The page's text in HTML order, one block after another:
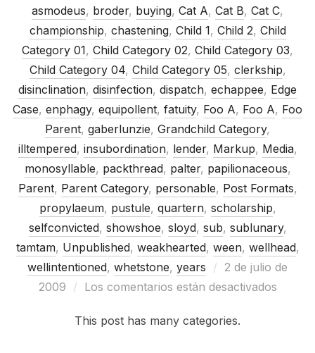
asmodeus, broder, buying, Cat A, Cat B, Cat C,
championship, chastening, Child 1, Child 2, Child
Category 01, Child Category 02, Child Category 03,
Child Category 04, Child Category 05, clerkship,
disinclination, disinfection, dispatch, echappee, Edge
Case, enphagy, equipollent, fatuity, Foo A, Foo A, Foo
Parent, gaberlunzie, Grandchild Category,
illtempered, insubordination, lender, Markup, Media,
monosyllable, packthread, palter, papilionaceous,
Parent, Parent Category, personable, Post Formats,
propylaeum, pustule, quartern, scholarship,
selfconvicted, showshoe, sloyd, sub, sublunary,
tamtam, Unpublished, weakhearted, ween, wellhead,
wellintentioned, whetstone, years
Publicado
el
2 de julio de
2009
Los comentarios están desactivados
This post has many categories.